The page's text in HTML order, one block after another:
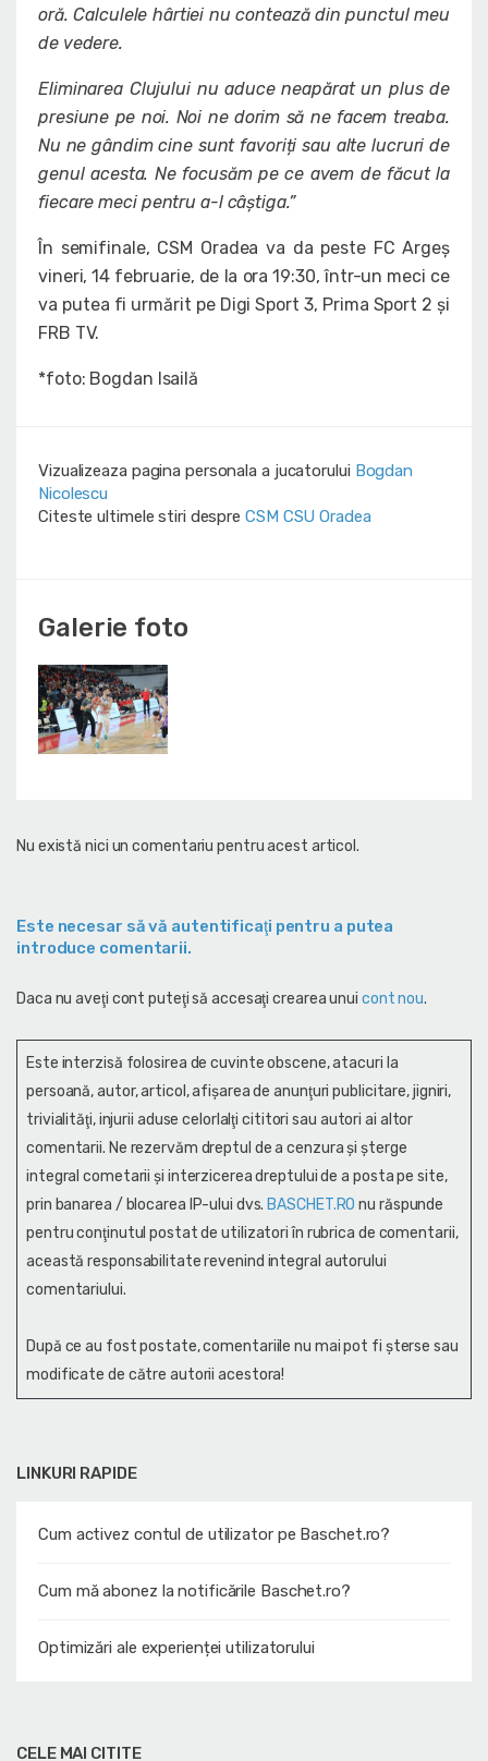
LINKURI RAPIDE
Cum activez contul de utilizator pe Baschet.ro?
Cum mă abonez la notificările Baschet.ro?
Optimizări ale experienței utilizatorului
oră. Calculele hârtiei nu contează din punctul meu
de vedere.
Eliminarea Clujului nu aduce neapărat un plus de
presiune pe noi. Noi ne dorim să ne facem treaba.
Nu ne gândim cine sunt favoriți sau alte lucruri de
genul acesta. Ne focusăm pe ce avem de făcut la
fiecare meci pentru a-l câștiga.”
În semifinale, CSM Oradea va da peste FC Argeș
vineri, 14 februarie, de la ora 19:30, într-un meci ce
va putea fi urmărit pe Digi Sport 3, Prima Sport 2 și
FRB TV.
*foto: Bogdan Isailă
Vizualizeaza pagina personala a jucatorului Bogdan
Nicolescu
Citeste ultimele stiri despre CSM CSU Oradea
Galerie foto
Nu există nici un comentariu pentru acest articol.
Este necesar să vă autentificaţi pentru a putea
introduce comentarii.
Daca nu aveţi cont puteţi să accesaţi crearea unui cont nou.
Este interzisă folosirea de cuvinte obscene, atacuri la
persoană, autor, articol, afişarea de anunţuri publicitare, jigniri,
trivialităţi, injurii aduse celorlalţi cititori sau autori ai altor
comentarii. Ne rezervăm dreptul de a cenzura și şterge
integral cometarii și interzicerea dreptului de a posta pe site,
prin banarea / blocarea IP-ului dvs. BASCHET.RO nu răspunde
pentru conţinutul postat de utilizatori în rubrica de comentarii,
această responsabilitate revenind integral autorului
comentariului.
După ce au fost postate, comentariile nu mai pot fi șterse sau
modificate de către autorii acestora!
CELE MAI CITITE